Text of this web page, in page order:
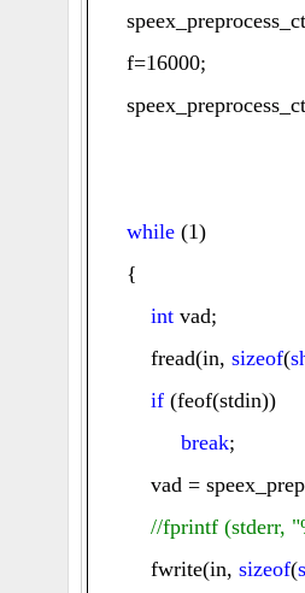
f=16000;
while (1)
{
int vad;
fread(in,sizeof(
if (feof(stdin))
break;
vad =
//fprintf (stderr,
fwrite(in,sizeof(